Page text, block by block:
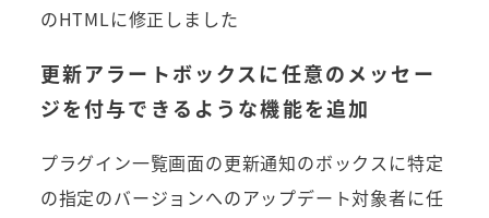
のHTMLに修正しました
更新アラートボックスに任意のメッセー
ジを付与できるような機能を追加
プラグイン一覧画面の更新通知のボックスに特定
の指定のバージョンへのアップデート対象者に任